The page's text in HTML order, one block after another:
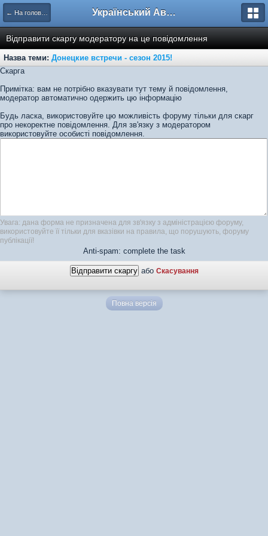
← На головну Український Автоклуб ВАЗ
Відправити скаргу модератору на це повідомлення
Назва теми: Донецкие встречи - сезон 2015!
Скарга
Примітка: вам не потрібно вказувати тут тему й повідомлення,
модератор автоматично одержить цю інформацію
Будь ласка, використовуйте цю можливість форуму тільки для скарг
про некоректне повідомлення. Для зв'язку з модератором
використовуйте особисті повідомлення.
Увага: дана форма не призначена для зв'язку з адміністрацією форуму,
використовуйте її тільки для вказівки на правила, що порушують, форуму
публікації!
Anti-spam: complete the task
або Скасування
Повна версія